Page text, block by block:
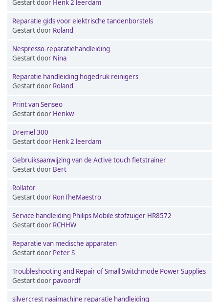
Gestart door Henk 2 leerdam
Reparatie gids voor elektrische tandenborstels
Gestart door Roland
Nespresso-reparatiehandleiding
Gestart door Nina
Reparatie handleiding hogedruk reinigers
Gestart door Roland
Print van Senseo
Gestart door Henkw
Dremel 300
Gestart door Henk 2 leerdam
Gebruiksaanwijzing van de Active touch fietstrainer
Gestart door Bert
Rollator
Gestart door RonTheMaestro
Service handleiding Philips Mobile stofzuiger HR8572
Gestart door RCHHW
Reparatie van medische apparaten
Gestart door Peter S
Troubleshooting and Repair of Small Switchmode Power Supplies
Gestart door pavoordf
silvercrest naaimachine reparatie handleiding